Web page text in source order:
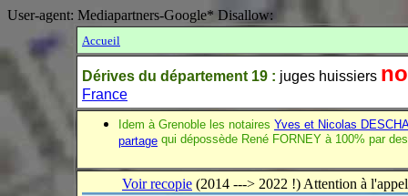
User-agent: Mediapartners-Google* Disallow:
Accueil
Dérives du département 19 : juges huissiers
France
Idem à Grenoble les notaires Yves et Nicolas
partage qui dépossède René FORNEY à 100% par
Voir recopie (2014 ---> 2022 !) Attention à